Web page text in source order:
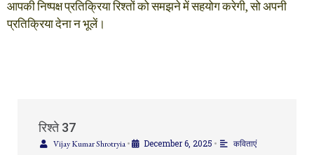
आपकी निष्पक्ष प्रतिक्रिया रिश्तों को समझने में सहयोग करेगी, सो अपनी
प्रतिक्रिया देना न भूलें।
रिश्ते 37
Vijay Kumar Shrotryia• December 6, 2025 •
कविताएं